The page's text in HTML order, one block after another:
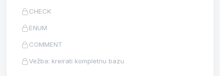
CHECK
ENUM
COMMENT
Vežba: kreirati kompletnu bazu